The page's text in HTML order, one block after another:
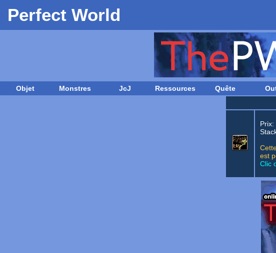
Perfect World
Objet Monstres JcJ Ressources Quête
est
Clic